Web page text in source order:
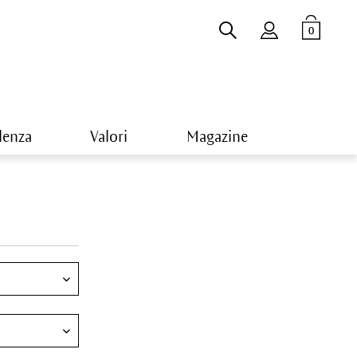
0
Valori Magazine